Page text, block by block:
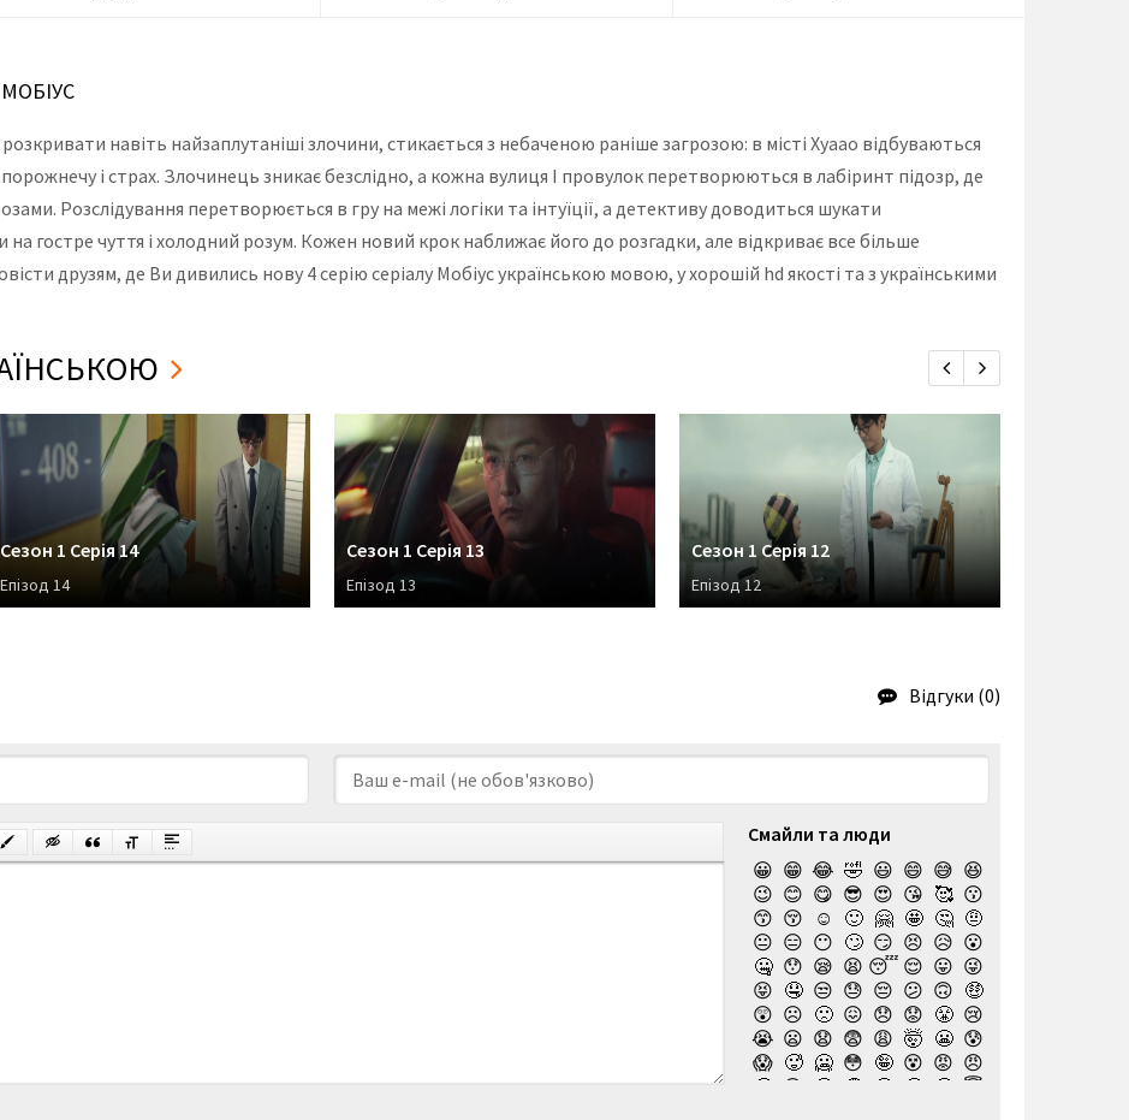
навіть найзаплутаніші злочини, стикається з небаченою раніше загрозою: в місті Хуаао відбуваються
і страх. Злочинець зникає безслідно, а кожна вулиця І провулок перетворюються в лабіринт підозр, де
Розслідування перетворюється в гру на межі логіки та інтуїції, а детективу доводиться шукати
на гостре чуття і холодний розум. Кожен новий крок наближає його до розгадки, але відкриває все більше
друзям, де Ви дивились нову 4 серію серіалу Мобіус українською мовою, у хорошій hd якості та з українськими
Сезон 1 Серія 14
Епізод 14
Сезон 1 Серія 13
Епізод 13
Сезон 1 Серія 12
Епізод 12
Відгуки (0)
Смайли та люди
😀 😁 😂 🤣 😃 😄 😅 😆
😉 😊 😋 😎 😍 😘 🥰 😗
😙 😚 ☺️ 🙂 🤗 🤩 🤔 🤨
😐 😑 😶 🙄 😏 😣 😥 😮
🤐 😯 😪 😫 😴 😌 😛 😜
😝 🤤 😒 😓 😔 😕 🙃 🤑
😲 ☹️ 🙁 😖 😞 😟 😤 😢
😭 😦 😧 😨 😩 🤯 😬 😰
😱 🥵 🥶 😳 🤪 😵 😡 😠
🤬
😷 🤒 🤕 🤢 🤮 🤧 😇